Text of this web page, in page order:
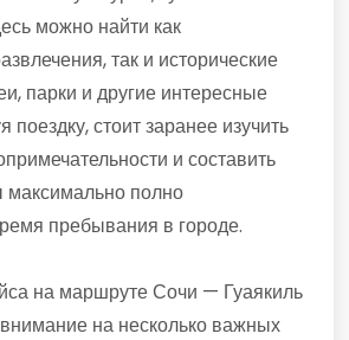
можно найти как
так и исторические
парки и другие интересные
поездку, стоит заранее изучить
и составить
максимально полно
пребывания в городе.
на маршруте Сочи — Гуаякиль
внимание на несколько важных